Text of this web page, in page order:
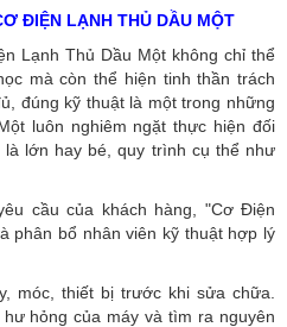
ĐIỆN LẠNH THỦ DẦU MỘT
Lạnh Thủ Dầu Một không chỉ thể
mà còn thể hiện tinh thần trách
đúng kỹ thuật là một trong những
luôn nghiêm ngặt thực hiện đối
lớn hay bé, quy trình cụ thể như
cầu của khách hàng, "Cơ Điện
phân bổ nhân viên kỹ thuật hợp lý
móc, thiết bị trước khi sửa chữa.
hỏng của máy và tìm ra nguyên